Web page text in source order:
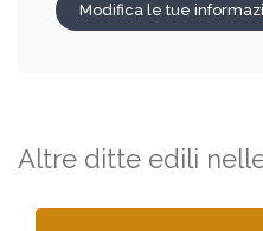
Modifica le tue
Altre ditte edili